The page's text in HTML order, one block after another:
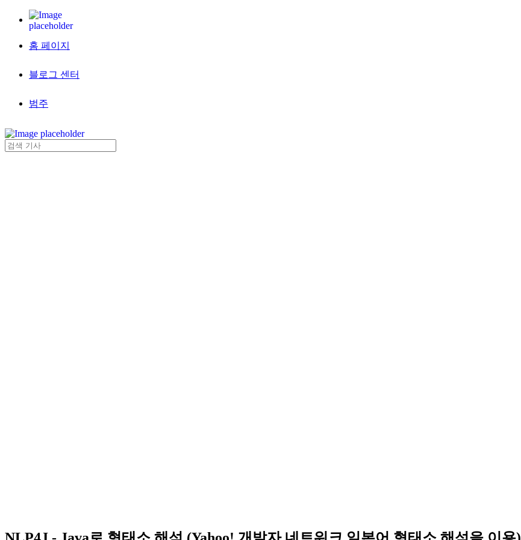
홈 페이지
블로그 센터
범주